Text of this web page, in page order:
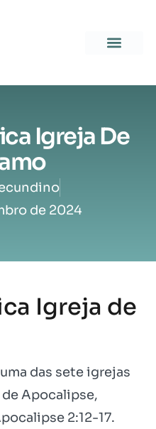
Igreja De
de 2024
Igreja de
das sete igrejas
Apocalipse,
2:12-17.